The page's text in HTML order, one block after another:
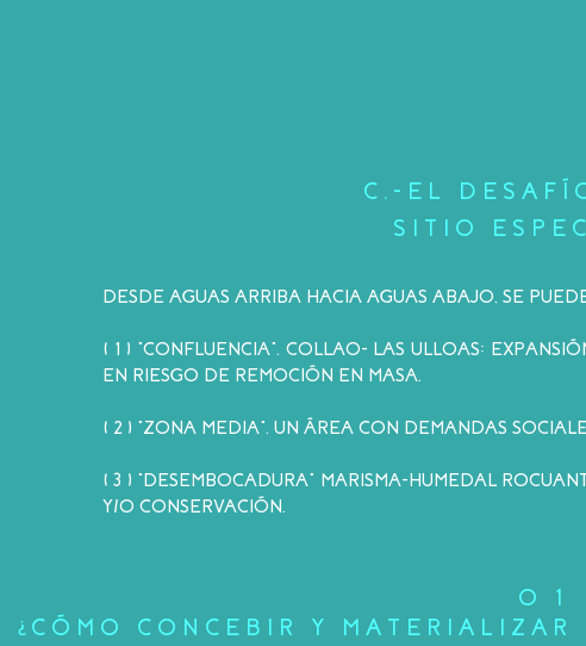
C.-EL
SITIO
DESDE AGUAS ARRIBA HACIA AGUAS ABAJO, SE
( 1 ) “CONFLUENCIA”. COLLAO- LAS ULLOAS:
EN RIESGO DE REMOCIÓN EN MASA.
( 2 ) “ZONA MEDIA”. UN ÁREA CON DEMANDAS
( 3 ) “DESEMBOCADURA” MARISMA-HUMEDAL
Y/O CONSERVACIÓN.
0 1
¿CÓMO CONCEBIR Y